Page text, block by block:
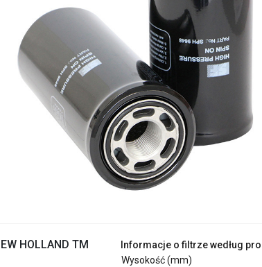
HOLLAND TM
Informacje o filtrze według
Wysokość (mm)